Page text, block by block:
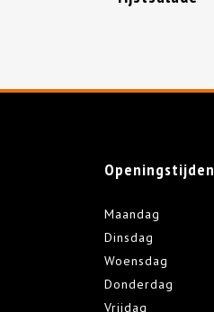
Openingstijden
Maandag
Dinsdag
Woensdag
Donderdag
Vrijdag